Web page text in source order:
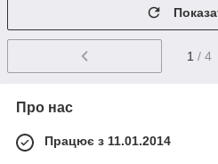
1 / 4
Про нас
Працює з 11.01.2014